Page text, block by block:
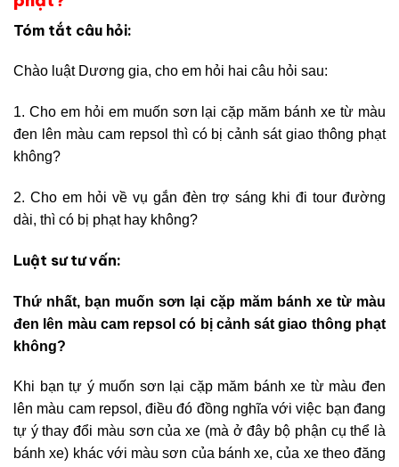
Tóm tắt câu hỏi:
Chào luật Dương gia, cho em hỏi hai câu hỏi sau:
1. Cho em hỏi em muốn sơn lại cặp măm bánh xe từ màu
đen lên màu cam repsol thì có bị cảnh sát giao thông phạt
không?
2. Cho em hỏi về vụ gắn đèn trợ sáng khi đi tour đường
dài, thì có bị phạt hay không?
Luật sư tư vấn:
Thứ nhất, bạn muốn sơn lại cặp măm bánh xe từ màu
đen lên màu cam repsol có bị cảnh sát giao thông phạt
không?
Khi bạn tự ý muốn sơn lại cặp măm bánh xe từ màu đen
lên màu cam repsol, điều đó đồng nghĩa với việc bạn đang
tự ý thay đổi màu sơn của xe (mà ở đây bộ phận cụ thể là
bánh xe) khác với màu sơn của bánh xe, của xe theo đăng